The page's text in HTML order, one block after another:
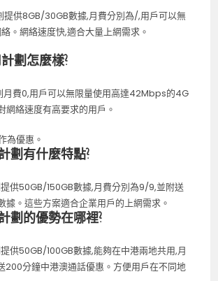
供8GB/30GB數據,月費分別為/,用戶可以無
。網絡速度快,適合大量上網需求。
劃怎麼樣?
月費0,用戶可以無限量使用高達42Mbps的4G
網絡速度有高要求的用戶。
為優惠。
劃有什麼特點?
供50GB/150GB數據,月費分別為9/9,並附送
據。這些方案適合企業用戶的上網需求。
劃的優勢在哪裡?
供50GB/100GB數據,能夠在中港兩地共用,月
200分鐘中港澳通話優惠。方便用戶在不同地